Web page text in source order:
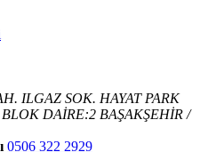
ILGAZ SOK. HAYAT PARK
DAİRE:2 BAŞAKŞEHİR /
0506 322 2929